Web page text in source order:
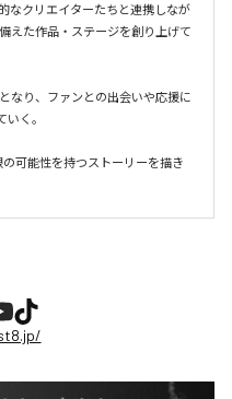
なクリエイターたちと連携しなが
えた作品・ステージを創り上げて
なり、ファンとの出会いや応援に
く。
可能性を持つストーリーを描き